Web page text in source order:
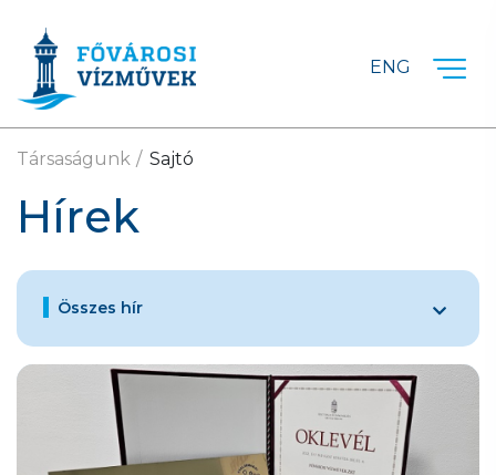
ENG
Társaságunk Sajtó
Hírek
Összes hír